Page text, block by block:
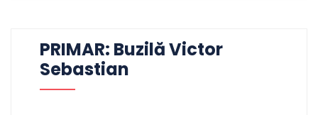
PRIMAR: Buzilă Victor
Sebastian